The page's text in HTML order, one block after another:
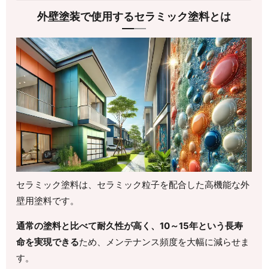
外壁塗装で使用するセラミック塗料とは
セラミック塗料は、セラミック粒子を配合した高機能な外
壁用塗料です。
通常の塗料と比べて耐久性が高く、10～15年という長寿
命を実現できるため、メンテナンス頻度を大幅に減らせま
す。